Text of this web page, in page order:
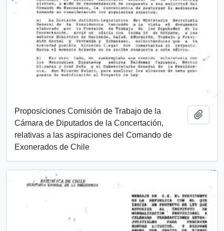
Proposiciones Comisión de Trabajo de la
Cámara de Diputados de la Concertación,
relativas a las aspiraciones del Comando de
Exonerados de Chile